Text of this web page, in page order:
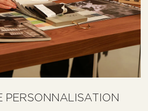
PERSONNALISATION